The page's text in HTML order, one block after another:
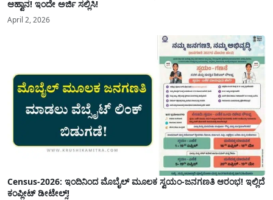
ಆಹ್ವಾನ! ಇಂದೇ ಅರ್ಜಿ ಸಲ್ಲಿಸಿ!
April 2, 2026
Census-2026: ಇಂದಿನಿಂದ ಮೊಬೈಲ್ ಮೂಲಕ ಸ್ವಯಂ-ಜನಗಣತಿ ಆರಂಭ! ಇಲ್ಲಿದೆ
ಕಂಪ್ಲೀಟ್ ಡೀಟೇಲ್ಸ್!